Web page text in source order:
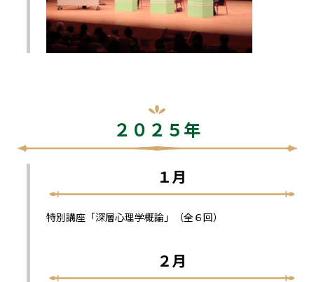
２０２５年
１月
特別講座「深層心理学概論」（全６回）
２月